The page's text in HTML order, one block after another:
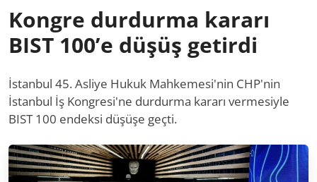
Kongre durdurma kararı
BIST 100’e düşüş getirdi
İstanbul 45. Asliye Hukuk Mahkemesi'nin CHP'nin
İstanbul İş Kongresi'ne durdurma kararı vermesiyle
BIST 100 endeksi düşüşe geçti.